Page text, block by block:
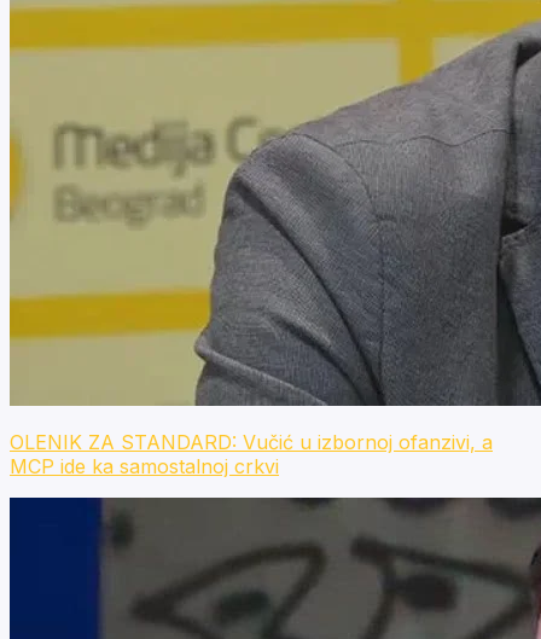
OLENIK ZA STANDARD: Vučić u izbornoj ofanzivi, a
MCP ide ka samostalnoj crkvi